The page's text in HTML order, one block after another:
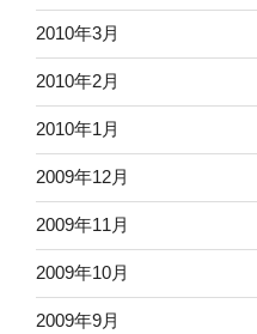
2010年3月
2010年2月
2010年1月
2009年12月
2009年11月
2009年10月
2009年9月